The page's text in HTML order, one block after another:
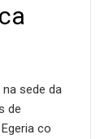
sede da
de
co